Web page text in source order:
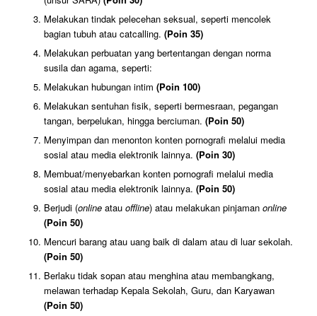
Melakukan tindak pelecehan seksual, seperti mencolek
bagian tubuh atau catcalling. (Poin 35)
Melakukan perbuatan yang bertentangan dengan norma
susila dan agama, seperti:
Melakukan hubungan intim (Poin 100)
Melakukan sentuhan fisik, seperti bermesraan, pegangan
tangan, berpelukan, hingga berciuman. (Poin 50)
Menyimpan dan menonton konten pornografi melalui media
sosial atau media elektronik lainnya. (Poin 30)
Membuat/menyebarkan konten pornografi melalui media
sosial atau media elektronik lainnya. (Poin 50)
Berjudi (online atau offline) atau melakukan pinjaman online
(Poin 50)
Mencuri barang atau uang baik di dalam atau di luar sekolah.
(Poin 50)
Berlaku tidak sopan atau menghina atau membangkang,
melawan terhadap Kepala Sekolah, Guru, dan Karyawan
(Poin 50)